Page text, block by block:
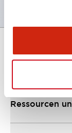
Ressourcen